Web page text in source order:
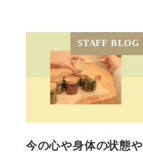
STAFF BLOG
今の心や身体の状態や